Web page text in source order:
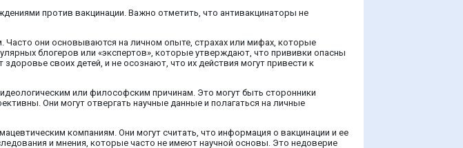
против вакцинации. Важно отметить, что антивакцинаторы не
они основываются на личном опыте, страхах или мифах, которые
блогеров или «экспертов», которые утверждают, что прививки опасны
своих детей, и не осознают, что их действия могут привести к
или философским причинам. Это могут быть сторонники
Они могут отвергать научные данные и полагаться на личные
компаниям. Они могут считать, что информация о вакцинации и ее
и мнения, которые часто не имеют научной основы. Это недоверие